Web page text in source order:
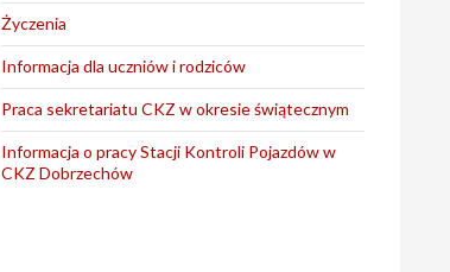
Życzenia
Informacja dla uczniów i rodziców
Praca sekretariatu CKZ w okresie świątecznym
Informacja o pracy Stacji Kontroli Pojazdów w
CKZ Dobrzechów